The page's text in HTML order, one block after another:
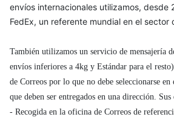
envíos internacionales utilizamos, desde
FedEx, un referente mundial en el sector
También utilizamos un servicio de mensajería
envíos inferiores a 4kg y Estándar para el
de Correos por lo que no debe seleccionarse
que deben ser entregados en una dirección. Sus
- Recogida en la oficina de Correos de